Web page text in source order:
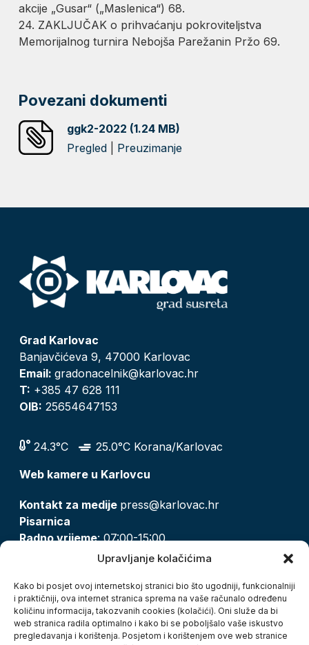
Upravljanje kolačićima
Kako bi posjet ovoj internetskoj stranici bio što ugodniji, funkcionalniji
i praktičniji, ova internet stranica sprema na vaše računalo određenu
količinu informacija, takozvanih cookies (kolačići). Oni služe da bi
web stranica radila optimalno i kako bi se poboljšalo vaše iskustvo
pregledavanja i korištenja. Posjetom i korištenjem ove web stranice
akcije „Gusar“ („Maslenica“) 68.
24. ZAKLJUČAK o prihvaćanju pokroviteljstva
Memorijalnog turnira Nebojša Parežanin Pržo 69.
Povezani dokumenti
ggk2-2022 (1.24 MB)
Pregled
Preuzimanje
Grad Karlovac
Banjavčićeva 9, 47000 Karlovac
Email: gradonacelnik@karlovac.hr
T: +385 47 628 111
OIB: 25654647153
24.3°C
25.0°C Korana/Karlovac
Web kamere u Karlovcu
Kontakt za medije press@karlovac.hr
Pisarnica
Radno vrijeme: 07:00-15:00
pisarnica@karlovac.hr
Zaštita osobnih podataka
Pristup informacijama